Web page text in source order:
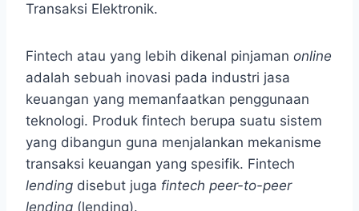
Transaksi Elektronik.
Fintech atau yang lebih dikenal pinjaman online
adalah sebuah inovasi pada industri jasa
keuangan yang memanfaatkan penggunaan
teknologi. Produk fintech berupa suatu sistem
yang dibangun guna menjalankan mekanisme
transaksi keuangan yang spesifik. Fintech
lending disebut juga fintech peer-to-peer
lending (lending).